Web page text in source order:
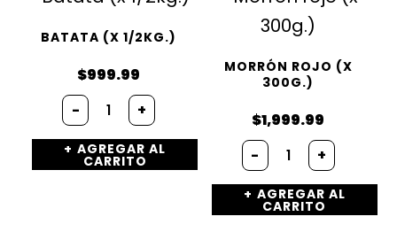
BATATA (X 1/2KG.)
$999.99
- Batata
(x
1/2kg.)
cantidad
+
AGREGAR AL
CARRITO
MORRÓN ROJO (X
300G.)
$1,999.99
- Morrón
rojo
(x
300g.)
cantidad
+
AGREGAR AL
CARRITO